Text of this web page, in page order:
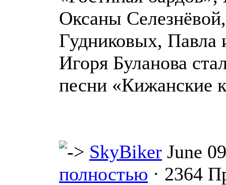
Оксаны
Гудниковых,
Игоря Буланова
песни «Кижанские
SkyBiker June
полностью · 2364